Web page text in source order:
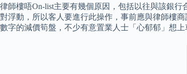
律師樓唔On-list主要有幾個原因，包括以往與該銀
對浮動，所以客人要進行此操作，事前應與律師樓
數字的減價筍盤，不少有意置業人士「心郁郁」想上